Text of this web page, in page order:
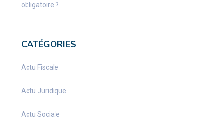
obligatoire ?
CATÉGORIES
Actu Fiscale
Actu Juridique
Actu Sociale